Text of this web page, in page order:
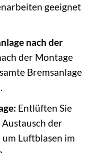
geeignet
nach der
der Montage
Bremsanlage
Entlüften Sie
der
Luftblasen im